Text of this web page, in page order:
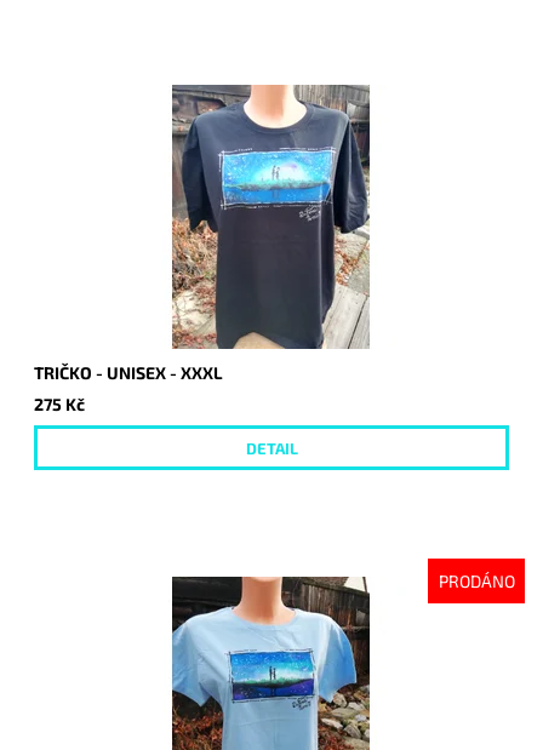
TRIČKO - UNISEX - XXXL
275 Kč
DETAIL
PRODÁNO